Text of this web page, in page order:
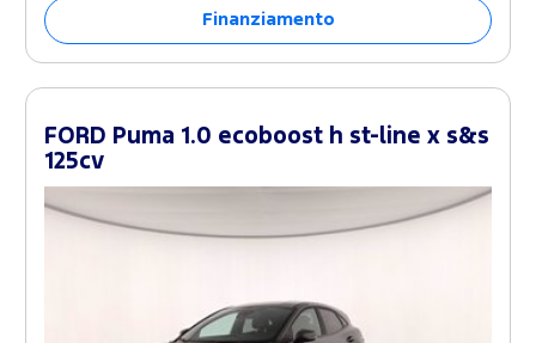
Finanziamento
FORD Puma 1.0 ecoboost h st-line x s&s
125cv